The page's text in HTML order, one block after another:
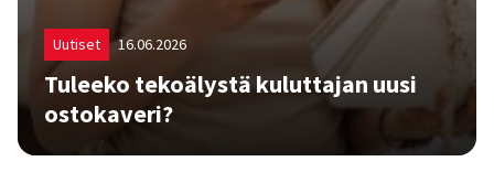
Uutiset 16.06.2026
Tu­lee­ko te­ko­ä­lys­tä ku­lut­ta­jan uusi
os­to­ka­ve­ri?
Tekoäly on jo siirtynyt monen suomalaisen arkeen: se